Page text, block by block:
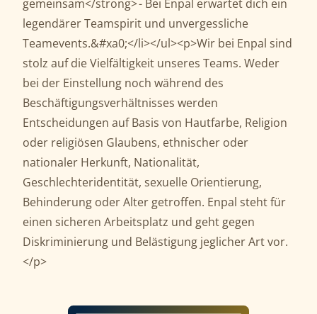
gemeinsam</strong> - Bei Enpal erwartet dich ein
legendärer Teamspirit und unvergessliche
Teamevents.&#xa0;</li></ul><p>Wir bei Enpal sind
stolz auf die Vielfältigkeit unseres Teams. Weder
bei der Einstellung noch während des
Beschäftigungsverhältnisses werden
Entscheidungen auf Basis von Hautfarbe, Religion
oder religiösen Glaubens, ethnischer oder
nationaler Herkunft, Nationalität,
Geschlechteridentität, sexuelle Orientierung,
Behinderung oder Alter getroffen. Enpal steht für
einen sicheren Arbeitsplatz und geht gegen
Diskriminierung und Belästigung jeglicher Art vor.
</p>